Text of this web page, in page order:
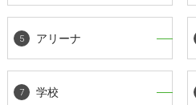
アリーナ
学校